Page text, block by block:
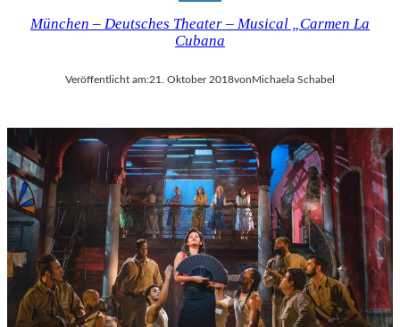
D
B
E
R
N
München – Deutsches Theater – Musical „Carmen La
Cubana
Veröffentlicht am:21. Oktober 2018vonMichaela Schabel